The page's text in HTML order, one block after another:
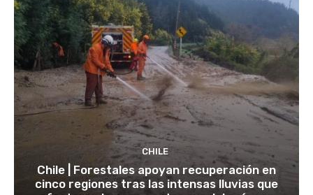
CHILE
Chile | Forestales apoyan recuperación en
cinco regiones tras las intensas lluvias que